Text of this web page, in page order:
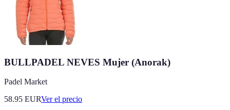
BULLPADEL NEVES Mujer (Anorak)
Padel Market
58.95 EURVer el precio